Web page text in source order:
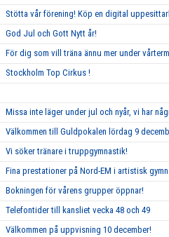
Stötta vår förening! Köp en digital
God Jul och Gott Nytt år!
För dig som vill träna ännu mer under
Stockholm Top Cirkus !
Missa inte läger under jul och nyår, vi har
Välkommen till Guldpokalen lördag 9
Vi söker tränare i truppgymnastik!
Fina prestationer på Nord-EM i artistisk
Bokningen för vårens grupper öppnar!
Telefontider till kansliet vecka 48 och 49
Välkommen på uppvisning 10 december!